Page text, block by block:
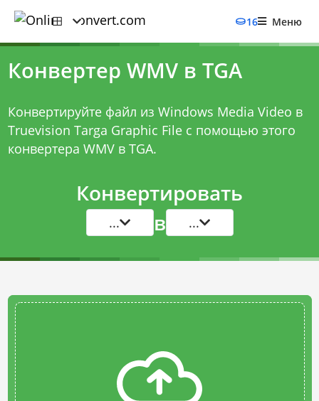
16 Меню
Конвертер WMV в TGA
Конвертируйте файл из Windows Media Video в
Truevision Targa Graphic File с помощью этого
конвертера WMV в TGA.
Конвертировать
... в ...